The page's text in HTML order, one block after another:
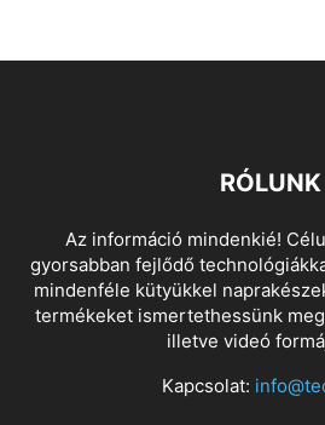
RÓLUNK
Az információ mindenkié!
gyorsabban fejlődő
mindenféle kütyükkel
termékeket ismertethessünk
illetve videó
Kapcsolat: